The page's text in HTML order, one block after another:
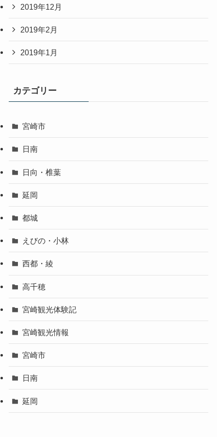
2019年12月
2019年2月
2019年1月
カテゴリー
宮崎市
日南
日向・椎葉
延岡
都城
えびの・小林
西都・綾
高千穂
宮崎観光体験記
宮崎観光情報
宮崎市
日南
延岡